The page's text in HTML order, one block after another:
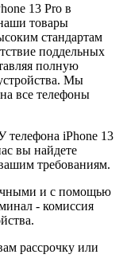
13 Pro в
товары
стандартам
поддельных
полную
Мы
все телефоны
телефона iPhone 13
вы найдете
требованиям.
и с помощью
- комиссия
рассрочку или